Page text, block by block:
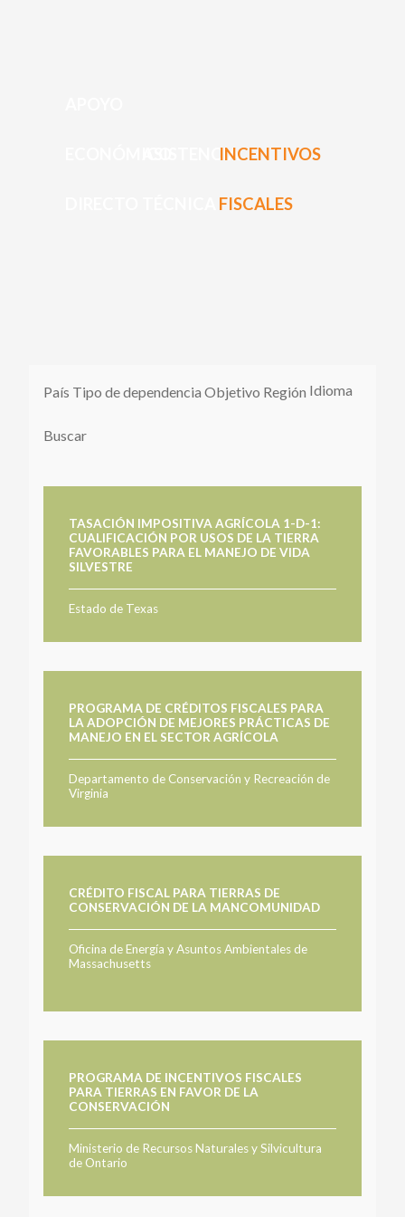
ASISTENCIAINCENTIVOS
FISCALES
País Tipo de dependencia Objetivo Región Idioma
Buscar
TASACIÓN IMPOSITIVA AGRÍCOLA 1-D-1:
CUALIFICACIÓN POR USOS DE LA TIERRA
FAVORABLES PARA EL MANEJO DE VIDA
SILVESTRE
Estado de Texas
PROGRAMA DE CRÉDITOS FISCALES PARA
LA ADOPCIÓN DE MEJORES PRÁCTICAS DE
MANEJO EN EL SECTOR AGRÍCOLA
Departamento de Conservación y Recreación de
Virginia
CRÉDITO FISCAL PARA TIERRAS DE
CONSERVACIÓN DE LA MANCOMUNIDAD
Oficina de Energía y Asuntos Ambientales de
Massachusetts
PROGRAMA DE INCENTIVOS FISCALES
PARA TIERRAS EN FAVOR DE LA
CONSERVACIÓN
Ministerio de Recursos Naturales y Silvicultura
de Ontario